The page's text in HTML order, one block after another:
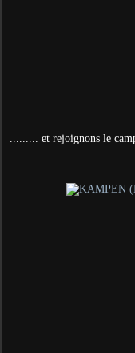
......... et rejoignons le